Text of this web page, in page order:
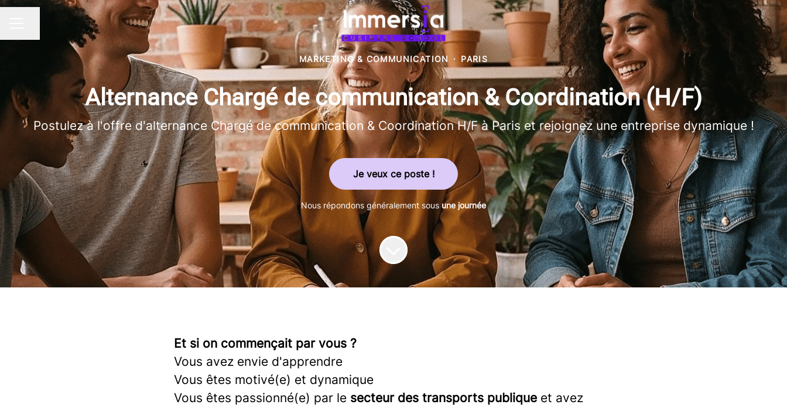
Partager la page
MARKETING & COMMUNICATION · PARIS
Alternance Chargé de communication & Coordination (H/F)
Postulez à l'offre d'alternance Chargé de communication & Coordination H/F à Paris et rejoignez une entreprise dynamique !
Je veux ce poste !
Nous répondons généralement sousune journée
Et si on commençait par vous ?
Vous avez envie d'apprendre
Vous êtes motivé(e) et dynamique
Vous êtes passionné(e) par le secteur des transports publique et avez